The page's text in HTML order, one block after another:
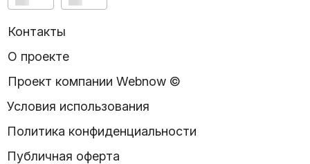
Контакты
О проекте
Проект компании Webnow ©
Условия использования
Политика конфиденциальности
Публичная оферта